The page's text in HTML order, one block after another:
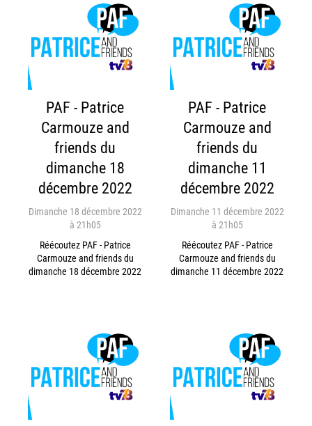
PAF - Patrice
Carmouze and
friends du
dimanche 18
décembre 2022
Dimanche 18 décembre 2022
à 21h05
Réécoutez PAF - Patrice
Carmouze and friends du
dimanche 18 décembre 2022
PAF - Patrice
Carmouze and
friends du
dimanche 11
décembre 2022
Dimanche 11 décembre 2022
à 21h05
Réécoutez PAF - Patrice
Carmouze and friends du
dimanche 11 décembre 2022